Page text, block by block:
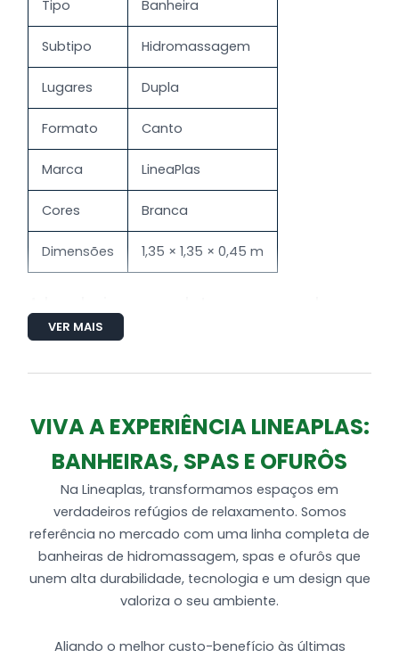
Tipo Banheira
Subtipo Hidromassagem
Lugares Dupla
Formato Canto
Marca LineaPlas
Cores Branca
Dimensões 1,35 × 1,35 × 0,45 m
4 Jatos direcionáveis e reguláveis
1 Par de Alças
1 Entrada de água
1 Saída de água
1 Sucção
4 Entrada de ar (Arejador)
Tubulação de água e ar
1 MotoBomba de 1cv auto-drenante
Produzida em Gel coat (alto brilho) + Fibra de
vidro (Espessura de 4,5 a 5mm)
VER MAIS
VIVA A EXPERIÊNCIA LINEAPLAS:
BANHEIRAS, SPAS E OFURÔS
Na Lineaplas, transformamos espaços em
verdadeiros refúgios de relaxamento. Somos
referência no mercado com uma linha completa de
banheiras de hidromassagem, spas e ofurôs que
unem alta durabilidade, tecnologia e um design que
valoriza o seu ambiente.
Aliando o melhor custo-benefício às últimas